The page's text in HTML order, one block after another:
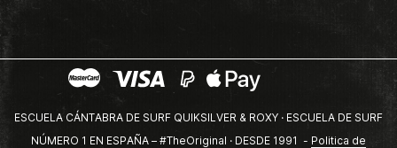
ESCUELA CÁNTABRA DE SURF QUIKSILVER & ROXY · ESCUELA DE SURF
NÚMERO 1 EN ESPAÑA – #TheOriginal · DESDE 1991 - Politica de